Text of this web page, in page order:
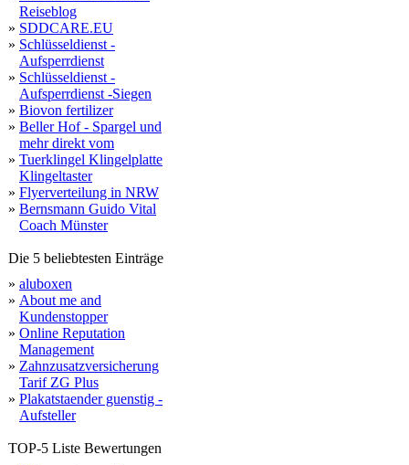
Reiseblog
» SDDCARE.EU
» Schlüsseldienst -
Aufsperrdienst
» Schlüsseldienst -
Aufsperrdienst -Siegen
» Biovon fertilizer
» Beller Hof - Spargel und
mehr direkt vom
» Tuerklingel Klingelplatte
Klingeltaster
» Flyerverteilung in NRW
» Bernsmann Guido Vital
Coach Münster
Die 5 beliebtesten Einträge
» aluboxen
» About me and
Kundenstopper
» Online Reputation
Management
» Zahnzusatzversicherung
Tarif ZG Plus
» Plakatstaender guenstig -
Aufsteller
TOP-5 Liste Bewertungen